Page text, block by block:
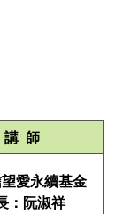
講 師
愛永續基金
：阮淑祥